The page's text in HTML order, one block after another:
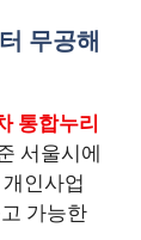
무공해
통합누리
서울시에
인사업
가능한